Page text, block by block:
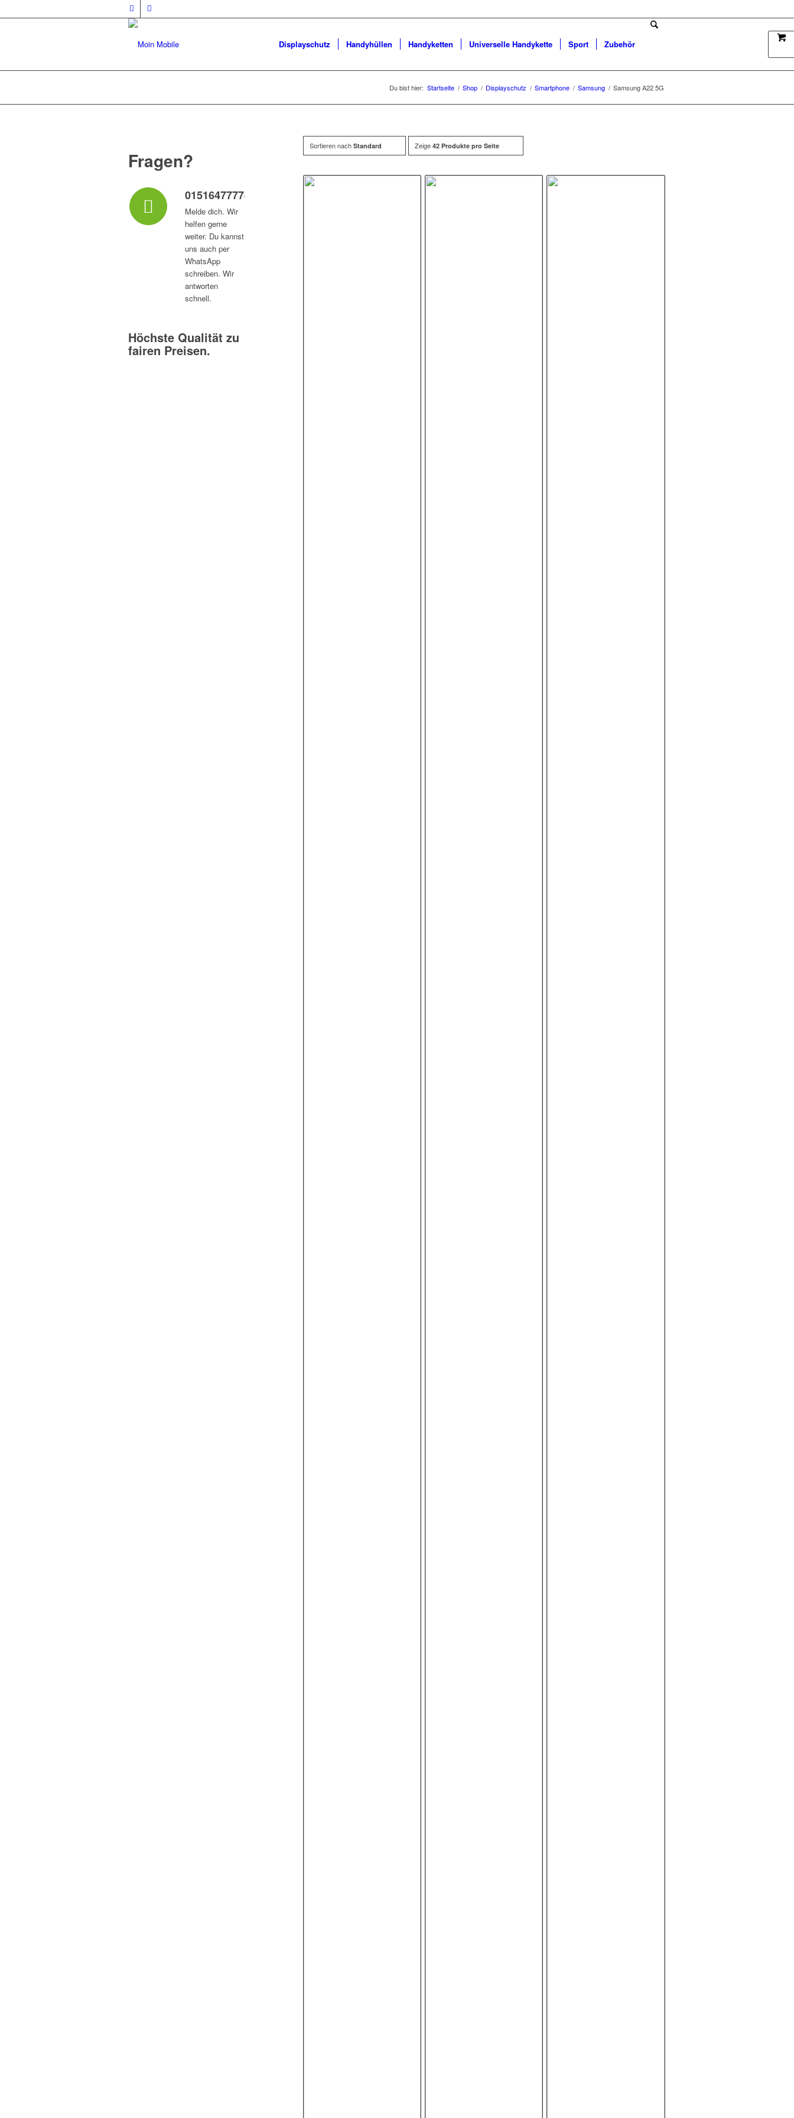
Displayschutz Handyhüllen Handyketten Universelle Handykette Sport Zubehör
Du bist hier: Startseite / Shop / Displayschutz / Smartphone / Samsung / Samsung A22 5G
Sortieren nach Standard Zeige 42 Produkte pro Seite
Fragen?
015164777747
Melde dich. Wir
helfen gerne
weiter. Du kannst
uns auch per
WhatsApp
schreiben. Wir
antworten
schnell.
Höchste Qualität zu
fairen Preisen.